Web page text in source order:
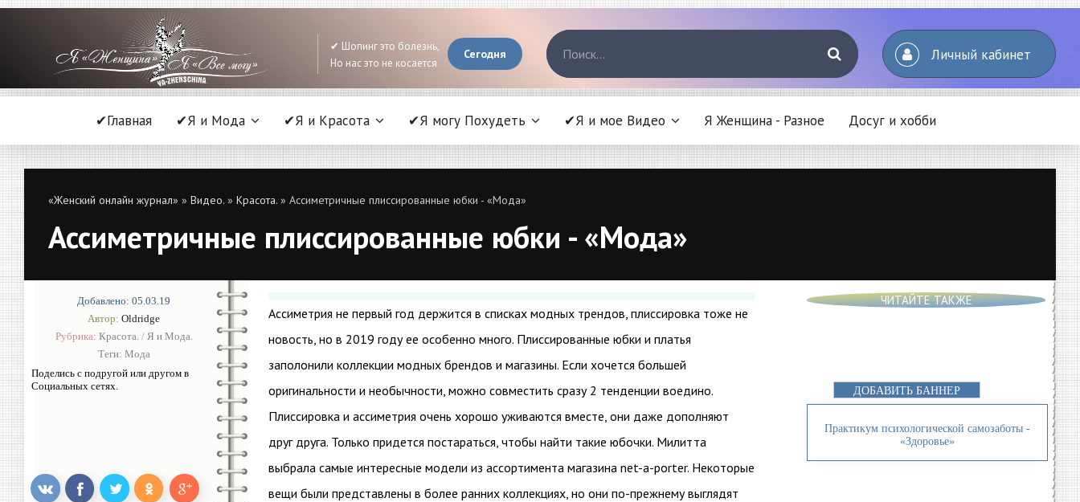
✔ Шопинг это болезнь,
Но нас это не косается
Сегодня Личный кабинет
✔Главная ✔Я и Мода ✔Я и Красота ✔Я могу Похудеть ✔Я и мое Видео Я Женщина - Разное Досуг и хобби
«Женский онлайн журнал» » Видео. » Красота. » Ассиметричные плиссированные юбки - «Мода»
Ассиметричные плиссированные юбки - «Мода»
Добавлено: 05.03.19
Автор: Oldridge
Рубрика: Красота./ Я и Мода.
Теги: Мода
Поделись с подругой или другом в
Социальных сетях.
Ассиметрия не первый год держится в списках модных трендов, плиссировка тоже не
новость, но в 2019 году ее особенно много. Плиссированные юбки и платья
заполонили коллекции модных брендов и магазины. Если хочется большей
оригинальности и необычности, можно совместить сразу 2 тенденции воедино.
Плиссировка и ассиметрия очень хорошо уживаются вместе, они даже дополняют
друг друга. Только придется постараться, чтобы найти такие юбочки. Милитта
выбрала самые интересные модели из ассортимента магазина net-a-porter. Некоторые
вещи были представлены в более ранних коллекциях, но они по-прежнему выглядят
ЧИТАЙТЕ ТАКЖЕ
ДОБАВИТЬ БАННЕР
Практикум психологической самозаботы -
«Здоровье»